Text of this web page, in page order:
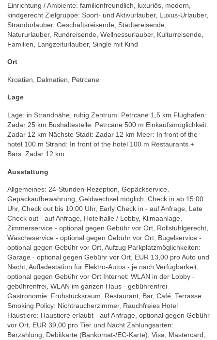
Einrichtung / Ambiente: familienfreundlich, luxuriös, modern,
kindgerecht Zielgruppe: Sport- und Aktivurlauber, Luxus-Urlauber,
Strandurlauber, Geschäftsreisende, Städtereisende,
Natururlauber, Rundreisende, Wellnessurlauber, Kulturreisende,
Familien, Langzeiturlauber, Single mit Kind
Ort
Kroatien, Dalmatien, Petrcane
Lage
Lage: in Strandnähe, ruhig Zentrum: Petrcane 1,5 km Flughafen:
Zadar 25 km Bushaltestelle: Petrcane 500 m Einkaufsmöglichkeit:
Zadar 12 km Nächste Stadt: Zadar 12 km Meer: In front of the
hotel 100 m Strand: In front of the hotel 100 m Restaurants +
Bars: Zadar 12 km
Ausstattung
Allgemeines: 24-Stunden-Rezeption, Gepäckservice,
Gepäckaufbewahrung, Geldwechsel möglich, Check in ab 15:00
Uhr, Check out bis 10:00 Uhr, Early Check in - auf Anfrage, Late
Check out - auf Anfrage, Hotelhalle / Lobby, Klimaanlage,
Zimmerservice - optional gegen Gebühr vor Ort, Rollstuhlgerecht,
Wäscheservice - optional gegen Gebühr vor Ort, Bügelservice -
optional gegen Gebühr vor Ort, Aufzug Parkplatzmöglichkeiten:
Garage - optional gegen Gebühr vor Ort, EUR 13,00 pro Auto und
Nacht, Aufladestation für Elektro-Autos - je nach Verfügbarkeit,
optional gegen Gebühr vor Ort Internet: WLAN in der Lobby -
gebührenfrei, WLAN im ganzen Haus - gebührenfrei
Gastronomie: Frühstücksraum, Restaurant, Bar, Café, Terrasse
Smoking Policy: Nichtraucherzimmer, Rauchfreies Hotel
Haustiere: Haustiere erlaubt - auf Anfrage, optional gegen Gebühr
vor Ort, EUR 39,00 pro Tier und Nacht Zahlungsarten:
Barzahlung, Debitkarte (Bankomat-/EC-Karte), Visa, Mastercard,